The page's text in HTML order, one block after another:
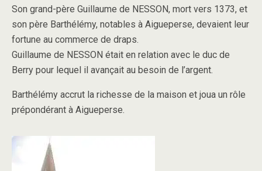
Son grand-père Guillaume de NESSON, mort vers 1373, et
son père Barthélémy, notables à Aigueperse, devaient leur
fortune au commerce de draps.
Guillaume de NESSON était en relation avec le duc de
Berry pour lequel il avançait au besoin de l’argent.
Barthélémy accrut la richesse de la maison et joua un rôle
prépondérant à Aigueperse.